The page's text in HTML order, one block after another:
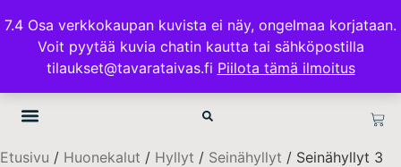
7.4 Osa verkkokaupan kuvista ei näy, ongelmaa korjataan.
Voit pyytää kuvia chatin kautta tai sähköpostilla
tilaukset@tavarataivas.fi Piilota tämä ilmoitus
ILMAINEN TOIMITUS 100€ TILAUKSISSA
TAVARATAIVAS.FI
Etusivu / Huonekalut / Hyllyt / Seinähyllyt / Seinähyllyt 3